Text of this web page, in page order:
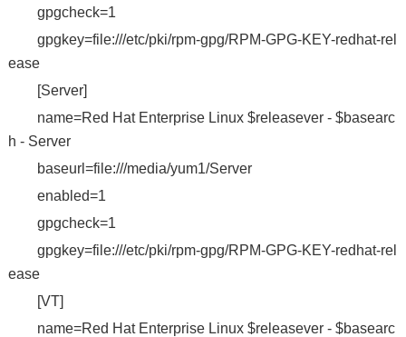
gpgcheck=1
gpgkey=file:///etc/pki/rpm-gpg/RPM-GPG-KEY-redhat-rel
ease
[Server]
name=Red Hat Enterprise Linux $releasever - $basearc
h - Server
baseurl=file:///media/yum1/Server
enabled=1
gpgcheck=1
gpgkey=file:///etc/pki/rpm-gpg/RPM-GPG-KEY-redhat-rel
ease
[VT]
name=Red Hat Enterprise Linux $releasever - $basearc